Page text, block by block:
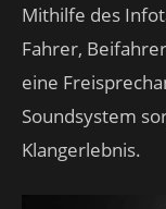
Mithilfe des
Fahrer,
eine
Soundsystem
Klangerlebnis.